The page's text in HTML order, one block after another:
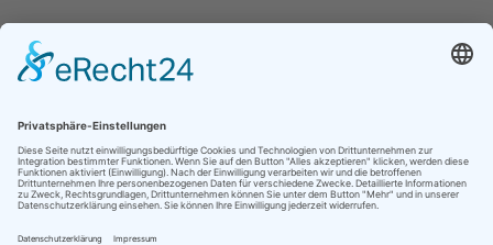
Jetzt folgen für noch mehr Einblicke ins
Vereinsleben: